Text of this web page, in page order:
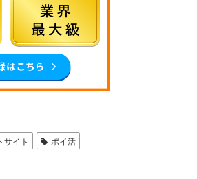
サイト ポイ活